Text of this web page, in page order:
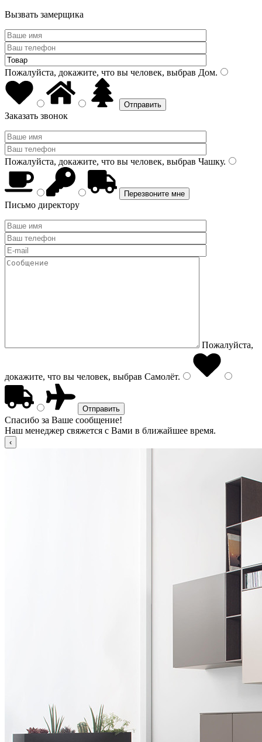
Вызвать замерщика
Пожалуйста, докажите, что вы человек, выбрав Дом.
Заказать звонок
Пожалуйста, докажите, что вы человек, выбрав Чашку.
Письмо директору
Пожалуйста,
докажите, что вы человек, выбрав Самолёт.
Спасибо за Ваше сообщение!
Наш менеджер свяжется с Вами в ближайшее время.